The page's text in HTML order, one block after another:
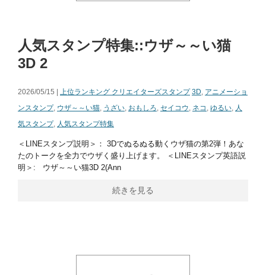
人気スタンプ特集::ウザ～～い猫
3D 2
2026/05/15 | 上位ランキング クリエイターズスタンプ 3D, アニメーショ
ンスタンプ, ウザ～～い猫, うざい, おもしろ, セイコウ, ネコ , ゆるい, 人
気スタンプ, 人気スタンプ特集
＜LINEスタンプ説明＞： 3Dでぬるぬる動くウザ猫の第2弾！あな
たのトークを全力でウザく盛り上げます。 ＜LINEスタンプ英語説
明＞: ウザ～～い猫3D 2(Ann
続きを見る